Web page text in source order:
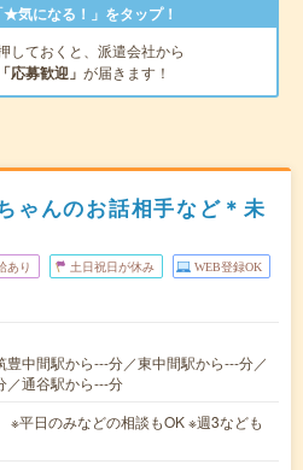
気になる！」をタップ！
しておくと、派遣会社から
「応募歓迎」 が届きます！
ゃんのお話相手など＊未
あり 土日祝日が休み WEB登録OK
豊中間駅から---分／東中間駅から---分／
／通谷駅から---分
※平日のみなどの相談もOK ※週3なども